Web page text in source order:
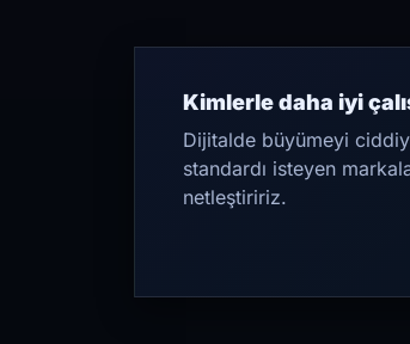
Kimlerle daha iyi
Dijitalde büyümeyi
standardı isteyen
netleştiririz.